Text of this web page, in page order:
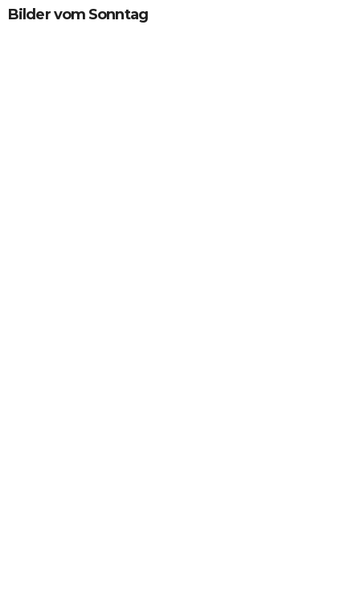
Bilder vom Sonntag